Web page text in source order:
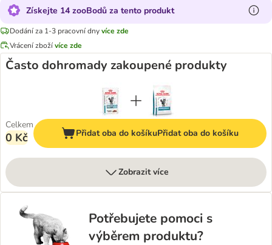
Získejte 14 zooBodů za tento produkt
Dodání za 1-3 pracovní dnyvíce zde
Vrácení zbožívíce zde
Často dohromady zakoupené produkty
Celkem
0 Kč Přidat oba do košíkuPřidat oba do košíku
Zobrazit více
Potřebujete pomoci s
výběrem produktu?